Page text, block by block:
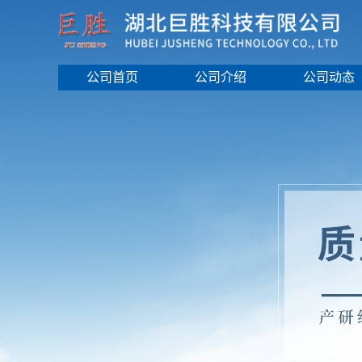
公司首页 公司介绍 公司动态